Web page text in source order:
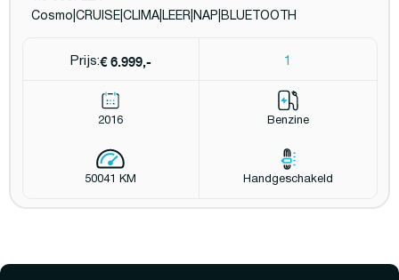
Cosmo|CRUISE|CLIMA|LEER|NAP|BLUETOOTH
Prijs:€ 6.999,- 1
2016 Benzine
50041 KM Handgeschakeld